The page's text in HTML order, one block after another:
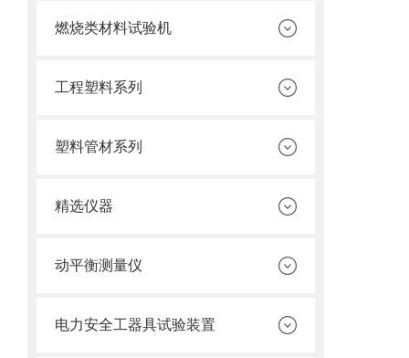
燃烧类材料试验机
工程塑料系列
塑料管材系列
精选仪器
动平衡测量仪
电力安全工器具试验装置